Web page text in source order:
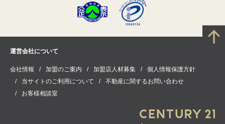
運営会社について
会社情報 加盟のご案内 加盟店人材募集
個人情報保護方針
当サイトのご利用について
不動産に関するお問い合わせ
お客様相談室